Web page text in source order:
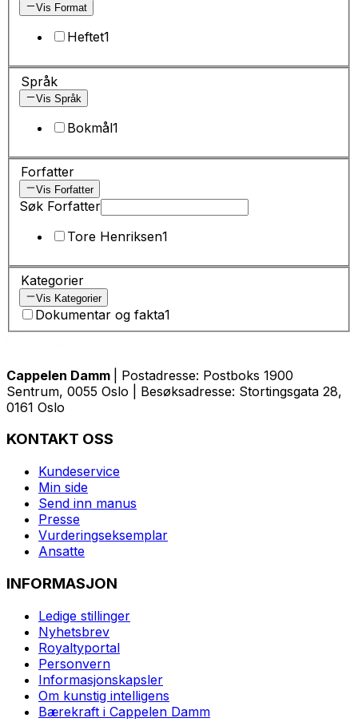
Vis Format
Heftet1
Språk
Vis Språk
Bokmål1
Forfatter
Vis Forfatter
Søk Forfatter
Tore Henriksen1
Kategorier
Vis Kategorier
Dokumentar og fakta1
Cappelen Damm
| Postadresse: Postboks 1900
Sentrum, 0055 Oslo | Besøksadresse: Stortingsgata 28,
0161 Oslo
KONTAKT OSS
Kundeservice
Min side
Send inn manus
Presse
Vurderingseksemplar
Ansatte
INFORMASJON
Ledige stillinger
Nyhetsbrev
Royaltyportal
Personvern
Informasjonskapsler
Om kunstig intelligens
Bærekraft i Cappelen Damm